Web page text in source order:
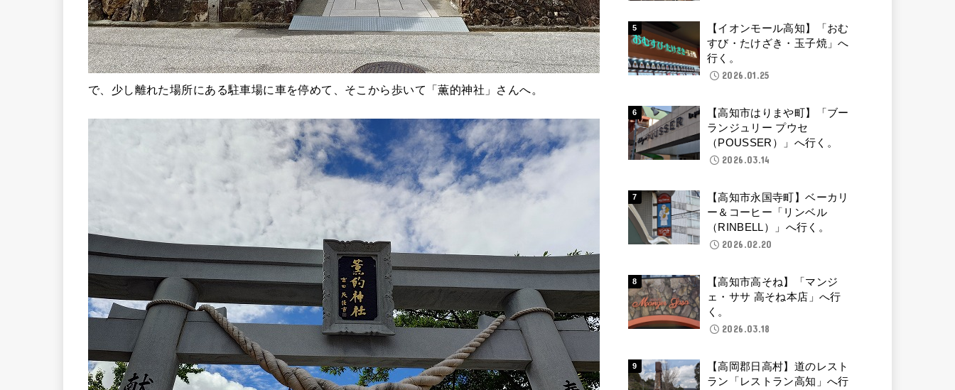
で、少し離れた場所にある駐車場に車を停めて、そこから歩いて「薫的神社」さんへ。
【イオンモール高知】「おむ
すび・たけざき・玉子焼」へ
行く。
2026.01.25
【高知市はりまや町】「ブー
ランジュリー プウセ
（POUSSER）」へ行く。
2026.03.14
【高知市永国寺町】ベーカリ
ー＆コーヒー「リンベル
（RINBELL）」へ行く。
2026.02.20
【高知市高そね】「マンジ
ェ・ササ 高そね本店」へ行
く。
2026.03.18
【高岡郡日高村】道のレスト
ラン「レストラン高知」へ行